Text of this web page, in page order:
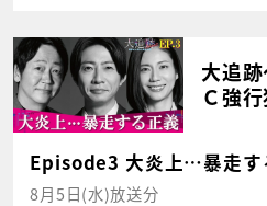
大追
Ｃ強
Episode3 大炎上…暴走す
8月5日(水)放送分